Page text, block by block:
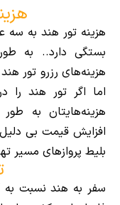
هزینه تور هند به سه
بستگی دارد.. به
هزینه‌های رزرو تور
اما اگر تور هند را
هزینه‌هایتان به
افزایش قیمت بی
بلیط پروازهای مسیر
سفر به هند نسبت به